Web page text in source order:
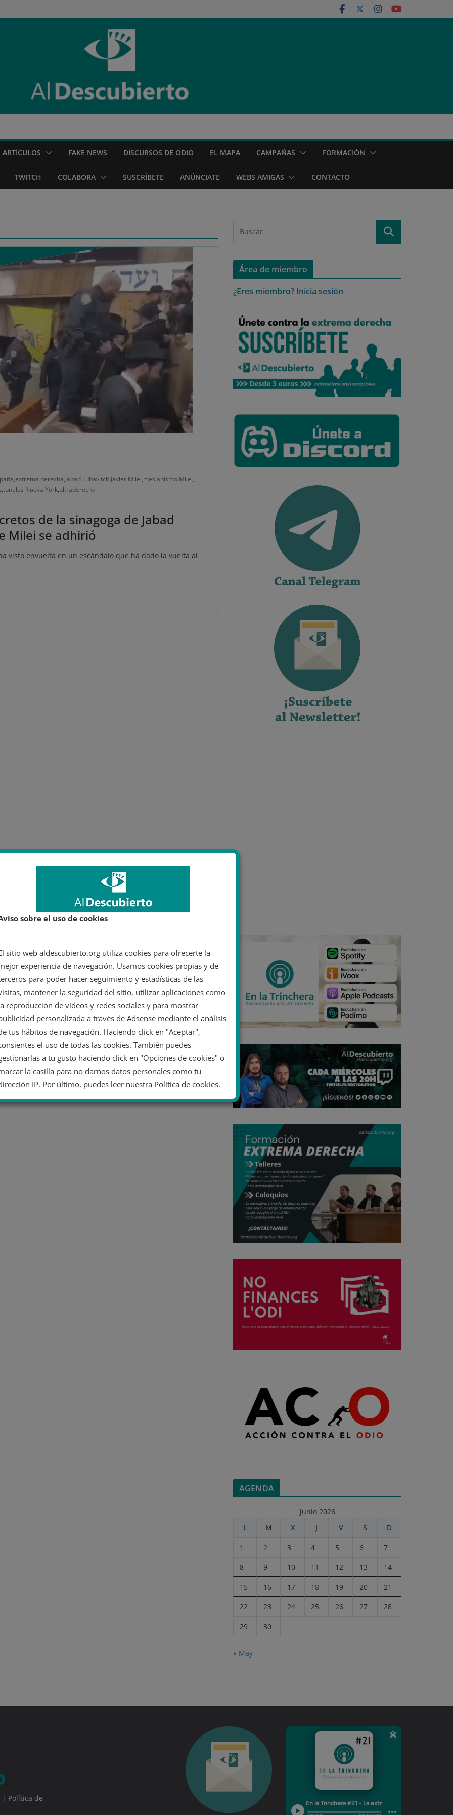
ARTÍCULOS FAKE NEWS DISCURSOS DE ODIO EL MAPA CAMPAÑAS FORMACIÓN
TWITCH COLABORA SUSCRÍBETE ANÚNCIATE WEBS AMIGAS CONTACTO
,extrema derecha,Jabad Lubavitch,Javier Milei,mesianismo,Milei,
,tuneles Nueva York,ultraderecha
de la sinagoga de Jabad
Milei se adhirió
visto envuelta en un escándalo que ha dado la vuelta al
Área de miembro
¿Eres miembro? Inicia sesión
AGENDA
junio 2026
L
M X J V S D
1 2 3 4 5 6 7
8 9 10 11 12 13 14
15 16 17 18 19 20 21
22 23 24 25 26 27 28
29 30
« May
| Política de
sobre el uso de cookies
sitio web aldescubierto.org utiliza cookies para ofrecerte la
experiencia de navegación. Usamos cookies propias y de
para poder hacer seguimiento y estadísticas de las
mantener la seguridad del sitio, utilizar aplicaciones como
reproducción de vídeos y redes sociales y para mostrar
personalizada a través de Adsense mediante el análisis
tus hábitos de navegación. Haciendo click en "Aceptar",
el uso de todas las cookies. También puedes
a tu gusto haciendo click en "Opciones de cookies" o
la casilla para no darnos datos personales como tu
IP. Por último, puedes leer nuestra Política de cookies.